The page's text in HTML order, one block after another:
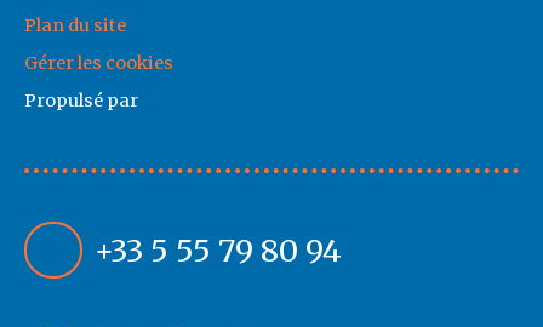
Plan du site
Gérer les cookies
Propulsé par
+33 5 55 79 80 94